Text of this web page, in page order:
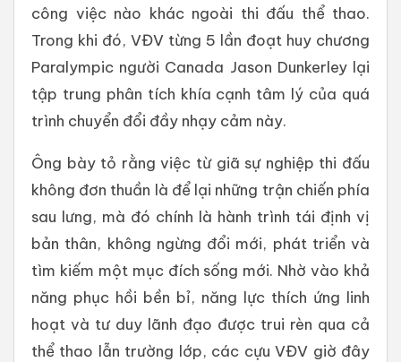
công việc nào khác ngoài thi đấu thể thao.
Trong khi đó, VĐV từng 5 lần đoạt huy chương
Paralympic người Canada Jason Dunkerley lại
tập trung phân tích khía cạnh tâm lý của quá
trình chuyển đổi đầy nhạy cảm này.
Ông bày tỏ rằng việc từ giã sự nghiệp thi đấu
không đơn thuần là để lại những trận chiến phía
sau lưng, mà đó chính là hành trình tái định vị
bản thân, không ngừng đổi mới, phát triển và
tìm kiếm một mục đích sống mới. Nhờ vào khả
năng phục hồi bền bỉ, năng lực thích ứng linh
hoạt và tư duy lãnh đạo được trui rèn qua cả
thể thao lẫn trường lớp, các cựu VĐV giờ đây